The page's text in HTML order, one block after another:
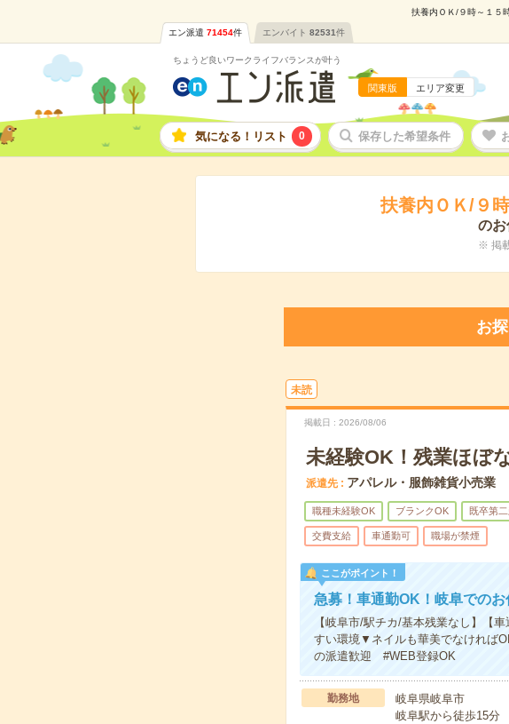
扶養内ＯＫ/９時～１５
エン派遣 71454件 エンバイト 82531件
ちょうど良いワークライフバランスが叶う
関東版 エリア変更
気になる！リスト 0 保存した希望条件
扶養内ＯＫ/９
のお
※ 掲
お
未読
掲載日 2026/08/06
未経験OK！残業ほぼ
派遣先 アパレル・服飾雑貨小売業
職種未経験OK ブランクOK 既卒第
交費支給 車通勤可 職場が禁煙
ここがポイント！
急募！車通勤OK！岐阜でのお
【岐阜市/駅チカ/基本残業なし】【
すい環境▼ネイルも華美でなければ
の派遣歓迎 #WEB登録OK
勤務地
岐阜県岐阜市
岐阜駅から徒歩15分